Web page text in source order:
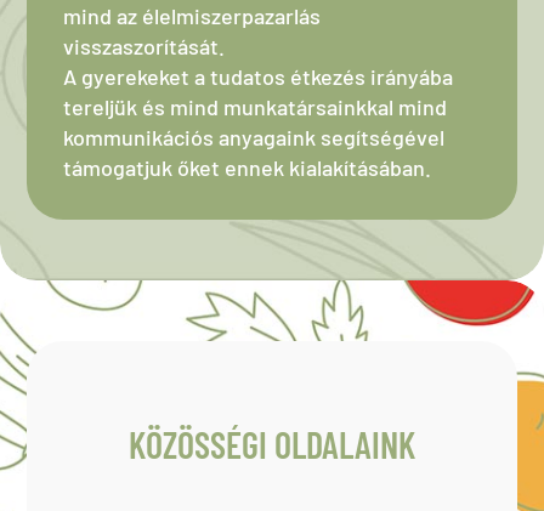
mind az élelmiszerpazarlás
visszaszorítását.
A gyerekeket a tudatos étkezés irányába
tereljük és mind munkatársainkkal mind
kommunikációs anyagaink segítségével
támogatjuk őket ennek kialakításában.
KÖZÖSSÉGI OLDALAINK